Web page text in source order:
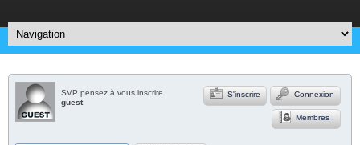
SVP pensez à vous inscrire
guest
Connexion
S'inscrire
Membres :